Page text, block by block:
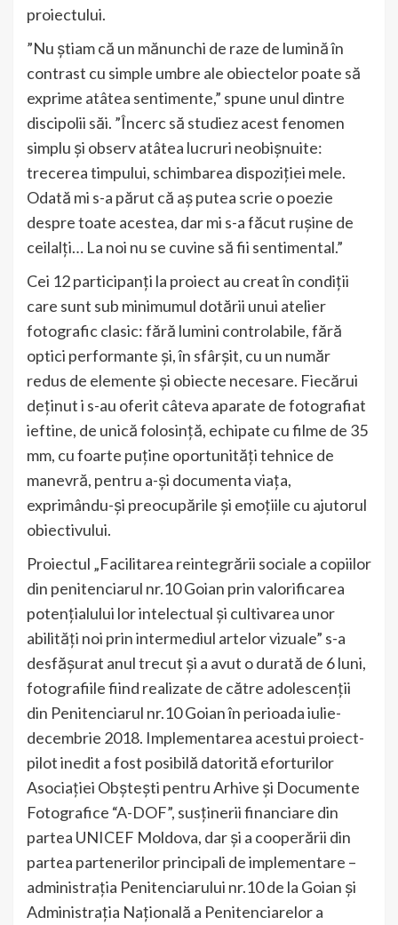
proiectului.
”Nu știam că un mănunchi de raze de lumină în
contrast cu simple umbre ale obiectelor poate să
exprime atâtea sentimente,” spune unul dintre
discipolii săi. ”Încerc să studiez acest fenomen
simplu și observ atâtea lucruri neobișnuite:
trecerea timpului, schimbarea dispoziției mele.
Odată mi s-a părut că aș putea scrie o poezie
despre toate acestea, dar mi s-a făcut rușine de
ceilalți… La noi nu se cuvine să fii sentimental.”
Cei 12 participanți la proiect au creat în condiții
care sunt sub minimumul dotării unui atelier
fotografic clasic: fără lumini controlabile, fără
optici performante și, în sfârșit, cu un număr
redus de elemente și obiecte necesare. Fiecărui
deținut i s-au oferit câteva aparate de fotografiat
ieftine, de unică folosință, echipate cu filme de 35
mm, cu foarte puține oportunități tehnice de
manevră, pentru a-și documenta viața,
exprimându-și preocupările și emoțiile cu ajutorul
obiectivului.
Proiectul „Facilitarea reintegrării sociale a copiilor
din penitenciarul nr.10 Goian prin valorificarea
potențialului lor intelectual și cultivarea unor
abilități noi prin intermediul artelor vizuale” s-a
desfășurat anul trecut și a avut o durată de 6 luni,
fotografiile fiind realizate de către adolescenții
din Penitenciarul nr.10 Goian în perioada iulie-
decembrie 2018. Implementarea acestui proiect-
pilot inedit a fost posibilă datorită eforturilor
Asociației Obștești pentru Arhive și Documente
Fotografice “A-DOF”, susținerii financiare din
partea UNICEF Moldova, dar și a cooperării din
partea partenerilor principali de implementare –
administrația Penitenciarului nr.10 de la Goian și
Administrația Națională a Penitenciarelor a